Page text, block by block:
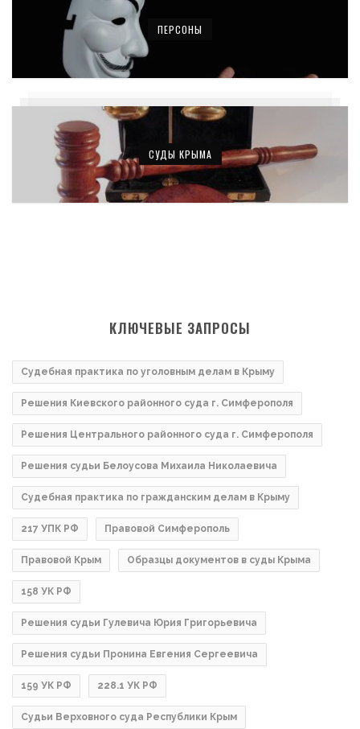
ПЕРСОНЫ
СУДЫ КРЫМА
КЛЮЧЕВЫЕ ЗАПРОСЫ
Судебная практика по уголовным делам в Крыму
Решения Киевского районного суда г. Симферополя
Решения Центрального районного суда г. Симферополя
Решения судьи Белоусова Михаила Николаевича
Судебная практика по гражданским делам в Крыму
217 УПК РФ Правовой Симферополь
Правовой Крым Образцы документов в суды Крыма
158 УК РФ
Решения судьи Гулевича Юрия Григорьевича
Решения судьи Пронина Евгения Сергеевича
159 УК РФ 228.1 УК РФ
Судьи Верховного суда Республики Крым